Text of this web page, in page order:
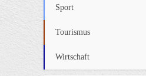
Sport
Tourismus
Wirtschaft